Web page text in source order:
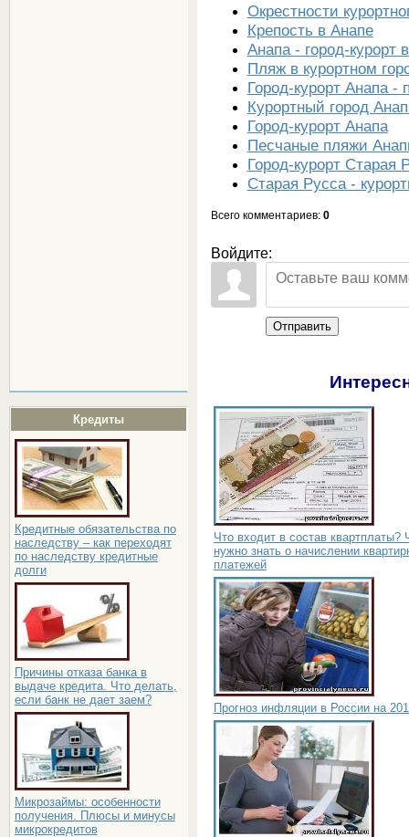
Кредиты
Кредитные обязательства по
наследству – как переходят
по наследству кредитные
долги
Причины отказа банка в
выдаче кредита. Что делать,
если банк не дает заем?
Микрозаймы: особенности
получения. Плюсы и минусы
микрокредитов
Окрестности
Крепость в Анапе
Анапа - город-курорт
Пляж в курортном
Город-курорт Анапа -
Курортный город
Город-курорт Анапа
Песчаные пляжи
Город-курорт Старая
Старая Русса -
Всего комментариев: 0
Войдите:
Отправить
Что входит в состав квартплаты?
нужно знать о начислении
платежей
Прогноз инфляции в России на